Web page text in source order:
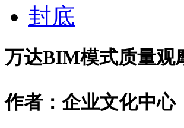
封底
万达BIM模式质量观
作者：企业文化中心